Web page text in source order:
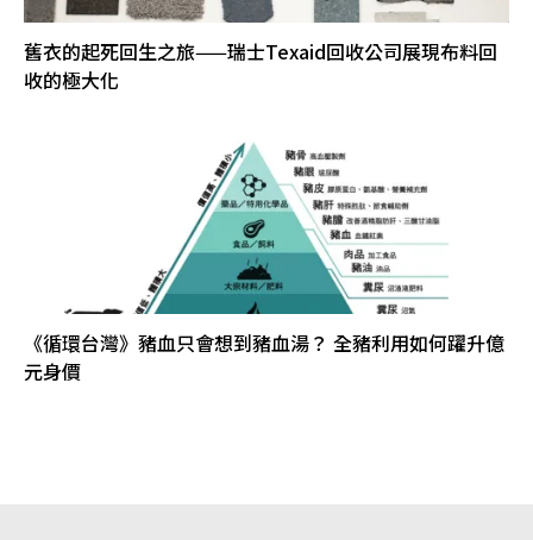
舊衣的起死回生之旅——瑞士Texaid回收公司展現布料回
收的極大化
《循環台灣》豬血只會想到豬血湯？ 全豬利用如何躍升億
元身價